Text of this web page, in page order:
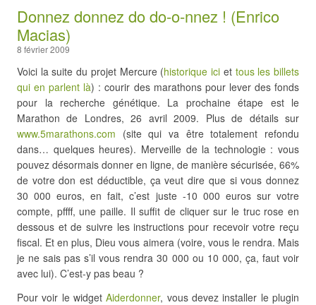
Donnez donnez do do-o-nnez ! (Enrico
Macias)
8 février 2009
Voici la suite du projet Mercure (historique ici et tous les billets
qui en parlent là) : courir des marathons pour lever des fonds
pour la recherche génétique. La prochaine étape est le
Marathon de Londres, 26 avril 2009. Plus de détails sur
www.5marathons.com (site qui va être totalement refondu
dans… quelques heures). Merveille de la technologie : vous
pouvez désormais donner en ligne, de manière sécurisée, 66%
de votre don est déductible, ça veut dire que si vous donnez
30 000 euros, en fait, c’est juste -10 000 euros sur votre
compte, pffff, une paille. Il suffit de cliquer sur le truc rose en
dessous et de suivre les instructions pour recevoir votre reçu
fiscal. Et en plus, Dieu vous aimera (voire, vous le rendra. Mais
je ne sais pas s’il vous rendra 30 000 ou 10 000, ça, faut voir
avec lui). C’est-y pas beau ?
Pour voir le widgetAiderdonner, vous devez installer le plugin